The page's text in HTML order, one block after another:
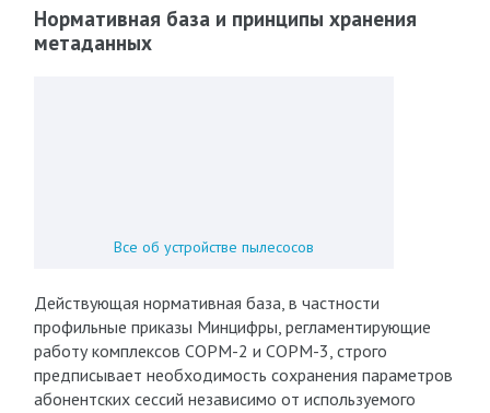
Нормативная база и принципы хранения
метаданных
Все об устройстве пылесосов
Действующая нормативная база, в частности
профильные приказы Минцифры, регламентирующие
работу комплексов СОРМ-2 и СОРМ-3, строго
предписывает необходимость сохранения параметров
абонентских сессий независимо от используемого